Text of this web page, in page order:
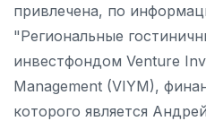
привлечена, по
"Региональные
инвестфондом Venture
Management (VIYM),
которого является